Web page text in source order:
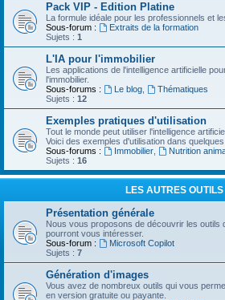
Pack VIP - Edition Platine
La formule idéale pour les professionnels et
Sous-forum :
Extraits de la formation
Sujets : 1
L'IA pour l'immobilier
Les applications de l'intelligence artificielle
l'immobilier.
Sous-forums :
Le blog,
Thématiques
Sujets : 12
Exemples pratiques d'utilisation
Tout le monde peut utiliser l'intelligence
Voici des exemples d'utilisation dans quelques
Sous-forums :
Immobilier,
Nutrition
Sujets : 16
LES AUTRES
Présentation générale
Nous vous proposons de découvrir les outils
pourront vous intéresser.
Sous-forum :
Microsoft Copilot
Sujets : 7
Génération d'images
Vous avez de nombreux outils qui vous
en version gratuite ou payante.